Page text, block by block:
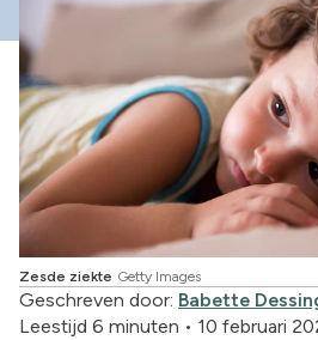
Zesde ziekte Getty Images
Geschreven door: Babette
Leestijd 6 minuten • 10 februari